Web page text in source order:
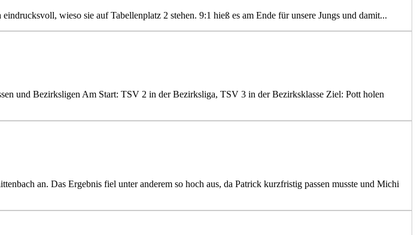
wieso sie auf Tabellenplatz 2 stehen. 9:1 hieß es am Ende für unsere Jungs und damit...
und Bezirksligen Am Start: TSV 2 in der Bezirksliga, TSV 3 in der Bezirksklasse Ziel: Pott holen
an. Das Ergebnis fiel unter anderem so hoch aus, da Patrick kurzfristig passen musste und Michi